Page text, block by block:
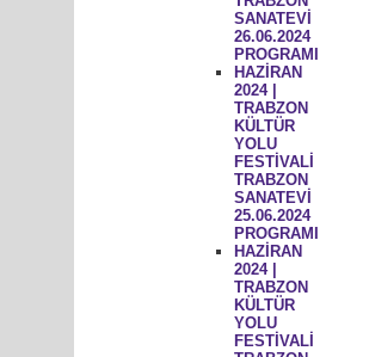
SANATEVİ
26.06.2024
PROGRAMI
HAZİRAN
2024 |
TRABZON
KÜLTÜR
YOLU
FESTİVALİ
TRABZON
SANATEVİ
25.06.2024
PROGRAMI
HAZİRAN
2024 |
TRABZON
KÜLTÜR
YOLU
FESTİVALİ